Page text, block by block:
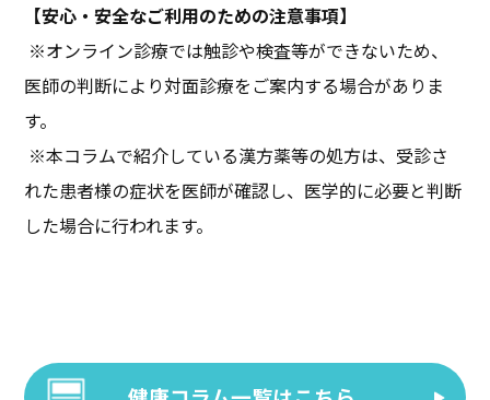
【安心・安全なご利用のための注意事項】
※オンライン診療では触診や検査等ができないため、
医師の判断により対面診療をご案内する場合がありま
す。
※本コラムで紹介している漢方薬等の処方は、受診さ
れた患者様の症状を医師が確認し、医学的に必要と判断
した場合に行われます。